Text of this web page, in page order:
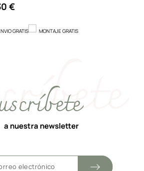
€
GRATIS MONTAJE GRATIS
a nuestra newsletter